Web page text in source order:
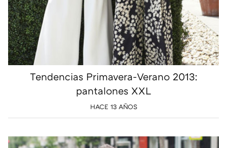
Tendencias Primavera-Verano 2013:
pantalones XXL
HACE 13 AÑOS